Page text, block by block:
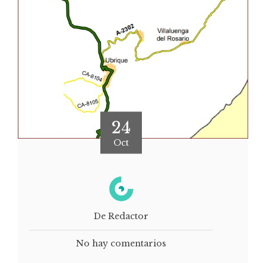
24
Oct
De Redactor
No hay comentarios